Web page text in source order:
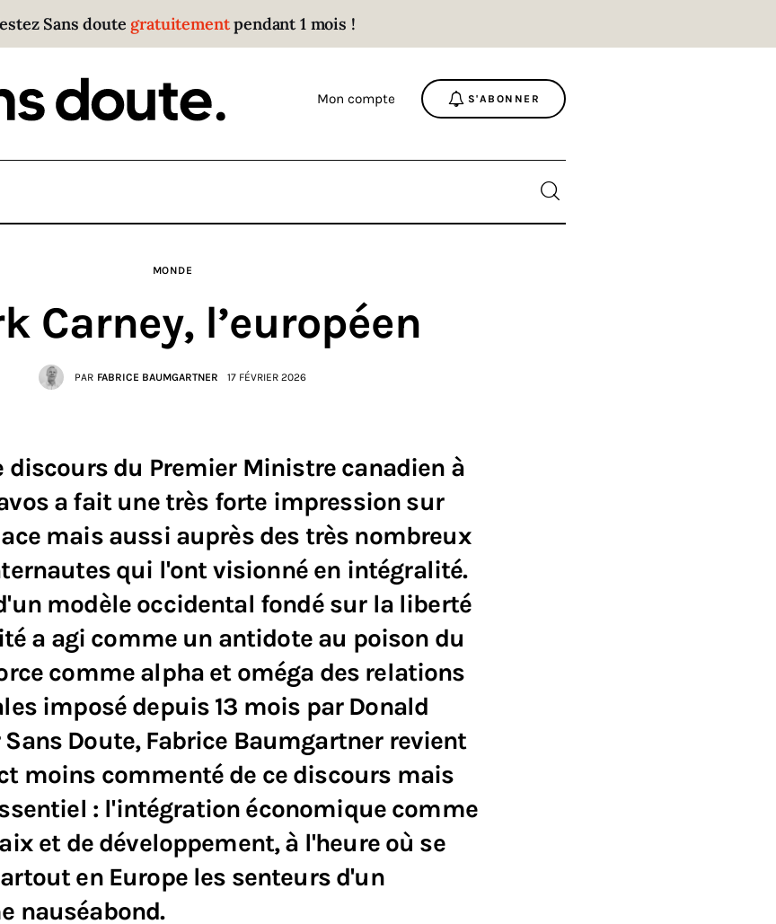
Sans doute gratuitementpendant 1 mois !
Mon compte S'ABONNER
Sans doute
Parce que plus personne n’écoute les gens qui ont
des choses à dire.
MONDE
Carney, l’européen
PAR FABRICE BAUMGARTNER 17 FÉVRIER 2026
discours du Premier Ministre canadien à
a fait une très forte impression sur
mais aussi auprès des très nombreux
qui l'ont visionné en intégralité.
modèle occidental fondé sur la liberté
a agi comme un antidote au poison du
comme alpha et oméga des relations
imposé depuis 13 mois par Donald
Sans Doute, Fabrice Baumgartner revient
moins commenté de ce discours mais
: l'intégration économique comme
et de développement, à l'heure où se
en Europe les senteurs d'un
nauséabond.